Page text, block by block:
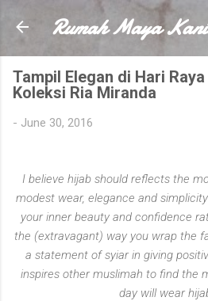
Skip to main
Rumah Maya
Tampil Elegan di Hari
Koleksi Ria Miranda
- June 30, 2016
I believe hijab should reflects the
modest wear, elegance and
your inner beauty and confidence
the (extravagant) way you wrap the
a statement of syiar in giving
inspires other muslimah to find the
day will wear